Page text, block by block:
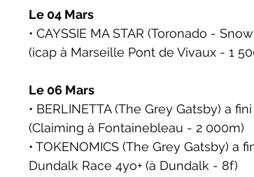
Le 04 Mars
• CAYSSIE MA STAR (Toronado -
(icap à Marseille Pont de Vivaux - 1
Le 06 Mars
• BERLINETTA (The Grey Gatsby) a
(Claiming à Fontainebleau - 2 000m)
• TOKENOMICS (The Grey Gatsby) a
Dundalk Race 4yo+ (à Dundalk - 8f)